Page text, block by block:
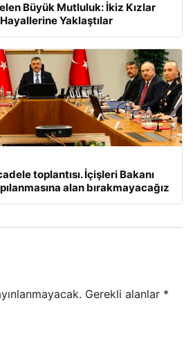
Büyük Mutluluk: İkiz Kızlar
Yaklaştılar
toplantısı. İçişleri Bakanı
alan bırakmayacağız
Gerekli alanlar *